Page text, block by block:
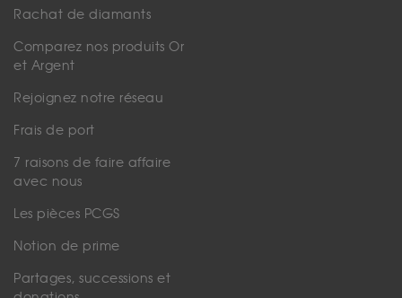
Rachat de diamants
Comparez nos produits Or
et Argent
Rejoignez notre réseau
Frais de port
7 raisons de faire affaire
avec nous
Les pièces PCGS
Notion de prime
Partages, successions et